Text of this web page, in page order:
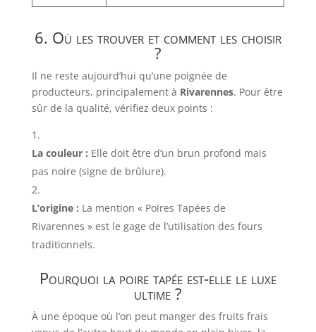
6. Où les trouver et comment les choisir
?
Il ne reste aujourd’hui qu’une poignée de
producteurs, principalement à Rivarennes. Pour être
sûr de la qualité, vérifiez deux points :
La couleur : Elle doit être d’un brun profond mais
pas noire (signe de brûlure).
L’origine : La mention « Poires Tapées de
Rivarennes » est le gage de l’utilisation des fours
traditionnels.
Pourquoi la poire tapée est-elle le luxe
ultime ?
À une époque où l’on peut manger des fruits frais